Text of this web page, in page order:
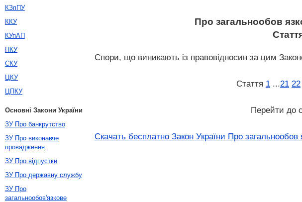
Про загальнообов
Спори, що виникають із правовідносин за цим
Стаття 1 ...21 22
Перейти до
Скачать бесплатно Закон України Про
КЗпПУ
ККУ
КУпАП
ПКУ
СКУ
ЦКУ
ЦПКУ
Основні Закони України
ЗУ Про банкрутство
ЗУ Про виконавче
провадження
ЗУ Про відпустки
ЗУ Про державну службу
ЗУ Про
загальнообов'язкове